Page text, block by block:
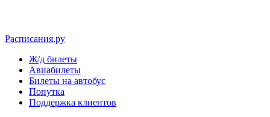
Расписания.ру
Ж/д билеты
Авиабилеты
Билеты на автобус
Попутка
Поддержка клиентов